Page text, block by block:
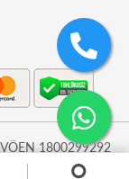
1800299292